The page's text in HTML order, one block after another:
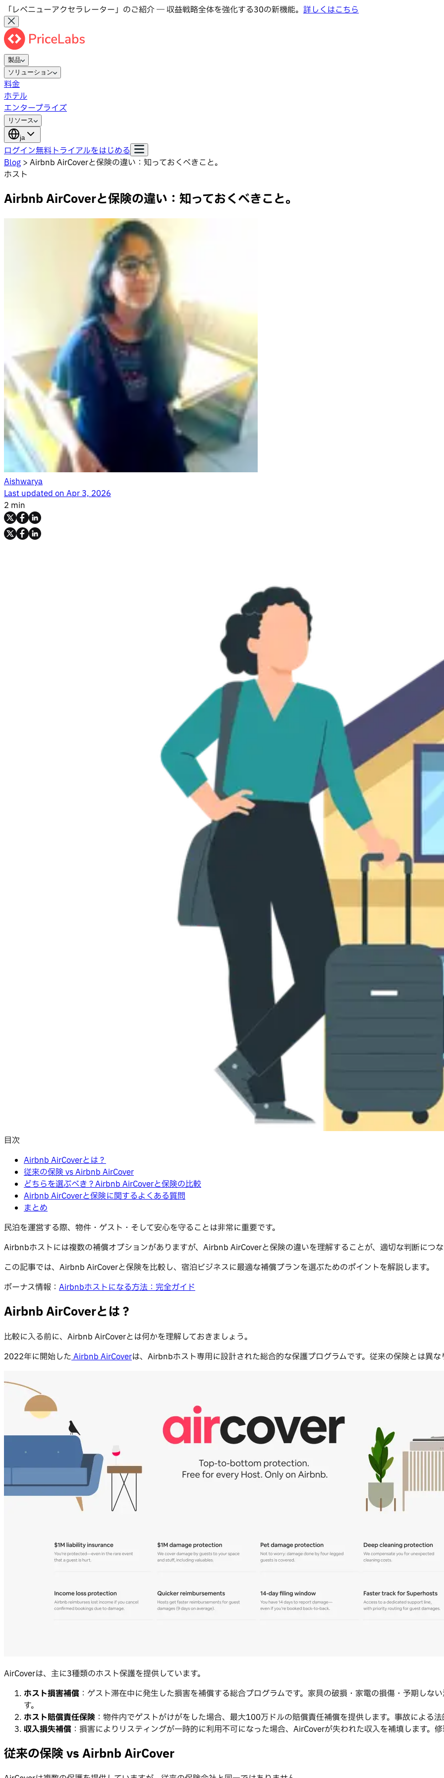
「レベニューアクセラレーター」のご紹介 ― 収益戦略全体を強化する30の新機能。 詳しくはこちら
製品
ソリューション
料金
ホテル
エンタープライズ
リソース
ja
ログイン無料トライアルをはじめる
Blog > Airbnb AirCoverと保険の違い：知っておくべきこと。
ホスト
Airbnb AirCoverと保険の違い：知っておくべきこと。
Aishwarya
Last updated onApr 3, 2026
2 min
目次
Airbnb AirCoverとは？
従来の保険 vs Airbnb AirCover
どちらを選ぶべき？Airbnb AirCoverと保険の比較
Airbnb AirCoverと保険に関するよくある質問
まとめ
民泊を運営する際、物件・ゲスト・そして安心を守ることは非常に重要です。
Airbnbホストには複数の補償オプションがありますが、Airbnb AirCoverと保険の違いを理解することが、適切な判断につな
この記事では、Airbnb AirCoverと保険を比較し、宿泊ビジネスに最適な補償プランを選ぶためのポイントを解説します。
ボーナス情報： Airbnbホストになる方法：完全ガイド
Airbnb AirCoverとは？
比較に入る前に、Airbnb AirCoverとは何かを理解しておきましょう。
2022年に開始した Airbnb AirCoverは、Airbnbホスト専用に設計された総合的な保護プログラムです。従来の保険とは異
AirCoverは、主に3種類のホスト保護を提供しています。
ホスト損害補償 ：ゲスト滞在中に発生した損害を補償する総合プログラムです。家具の破損・家電の損傷・予期しな
す。
ホスト賠償責任保険 ：物件内でゲストがけがをした場合、最大100万ドルの賠償責任補償を提供します。事故による
収入損失補償 ：損害によりリスティングが一時的に利用不可になった場合、AirCoverが失われた収入を補填します。
従来の保険 vs Airbnb AirCover